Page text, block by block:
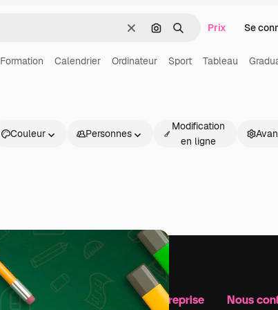
EffacerRechercher par image
Rechercher
Prix Se
Formation Calendrier Ordinateur Sport Tableau
Couleur Personnes
Modification
en ligne
Commencer Notre entreprise Nous